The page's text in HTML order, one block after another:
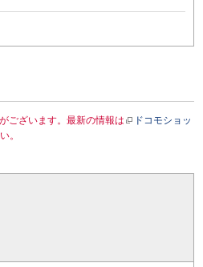
ございます。最新の情報は
ドコモショッ
。